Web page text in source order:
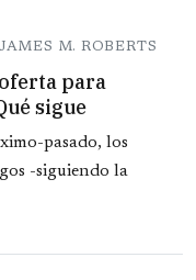
M. ROBERTS
para
sigue
pasado, los
-siguiendo la